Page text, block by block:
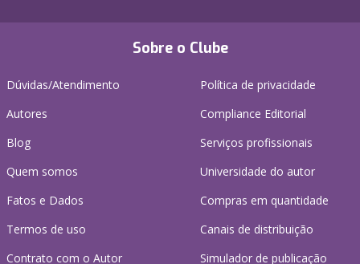
Sobre o Clube
Dúvidas/Atendimento
Autores
Blog
Quem somos
Fatos e Dados
Termos de uso
Contrato com o Autor
Política de privacidade
Compliance Editorial
Serviços profissionais
Universidade do autor
Compras em quantidade
Canais de distribuição
Simulador de publicação